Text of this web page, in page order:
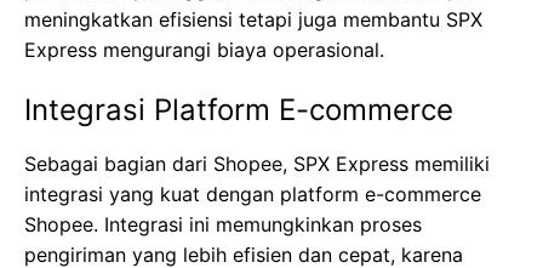
meningkatkan efisiensi tetapi juga membantu SPX
Express mengurangi biaya operasional.
Integrasi Platform E-commerce
Sebagai bagian dari Shopee, SPX Express memiliki
integrasi yang kuat dengan platform e-commerce
Shopee. Integrasi ini memungkinkan proses
pengiriman yang lebih efisien dan cepat, karena